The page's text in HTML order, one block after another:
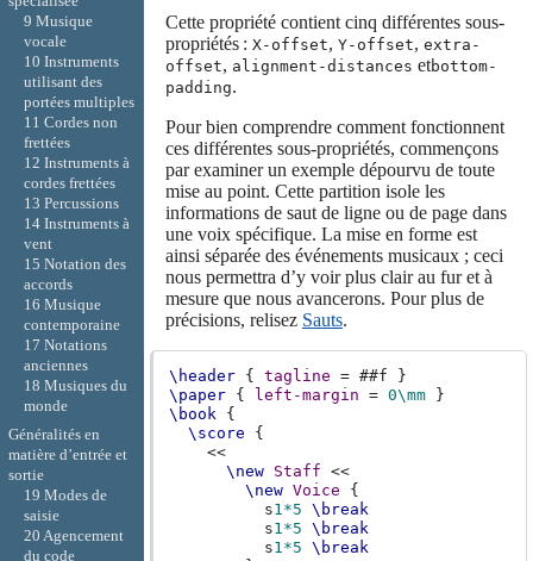
Cette propriété contient cinq différentes sous-
propriétés : X-offset, Y-offset, extra-
offset, alignment-distances etbottom-
padding.
Pour bien comprendre comment fonctionnent
ces différentes sous-propriétés, commençons
par examiner un exemple dépourvu de toute
mise au point. Cette partition isole les
informations de saut de ligne ou de page dans
une voix spécifique. La mise en forme est
ainsi séparée des événements musicaux ; ceci
nous permettra d’y voir plus clair au fur et à
mesure que nous avancerons. Pour plus de
précisions, relisez Sauts.
\header { tagline = ##f
}
\paper
{ left-margin = 0\mm
}
\book
{
\score
{
<<
\new
Staff <<
\new Voice
{
s1*5 \break
s1*5 \break
s1*5 \break
9 Musique
vocale
10 Instruments
utilisant des
portées multiples
11 Cordes non
frettées
12 Instruments à
cordes frettées
13 Percussions
14 Instruments à
vent
15 Notation des
accords
16 Musique
contemporaine
17 Notations
anciennes
18 Musiques du
monde
Généralités en
matière d’entrée et
sortie
19 Modes de
saisie
20 Agencement
du code